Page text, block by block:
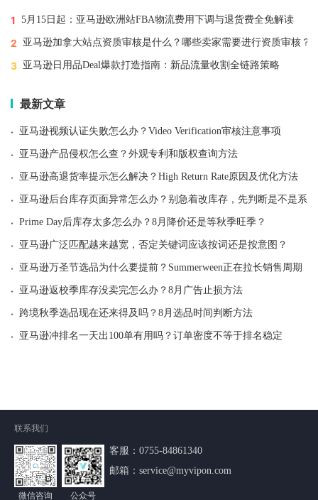
1 5月15日起：亚马逊欧洲站FBA物流费用下调与退货费全免解读
2 亚马逊加拿大站点资质审核是什么？哪些卖家需要进行资质审核？
3 亚马逊日用品Deal爆款打造指南：新品流量收割全链路策略
最新文章
· 亚马逊视频认证失败怎么办？Video Verification审核注意事项
· 亚马逊产品侵权怎么查？外观专利和版权查询方法
· 亚马逊高退货率提示怎么解决？High Return Rate原因及优化方法
· 亚马逊后台库存页面异常怎么办？别急着改库存，先判断是不是系
· Prime Day后库存太多怎么办？8月降价还是等秋季旺季？
· 亚马逊广泛匹配越来越宽，否定关键词应该按词还是按意图？
· 亚马逊万圣节选品为什么要提前？Summerween正在拉长销售周期
· 亚马逊返校季库存没卖完怎么办？8月广告止损方法
· 跨境秋季选品现在还来得及吗？8月选品时间判断方法
· 亚马逊冲排名一天出100单有用吗？订单密度不等于排名稳定
联系我们
微信咨询 公众号
客服：0755-84861340
邮箱：service@myvipon.com